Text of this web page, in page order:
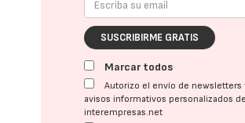
SUSCRIBIRME GRATIS
Marcar todos
Autorizo el envío de newsletters
avisos informativos personalizados de
interempresas.net